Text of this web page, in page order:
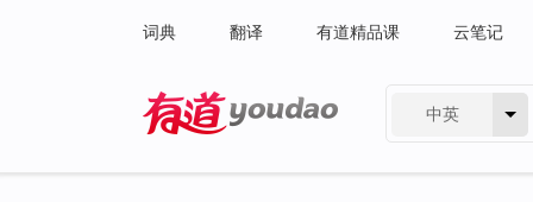
词典 翻译 有道精品课 云笔记
中英